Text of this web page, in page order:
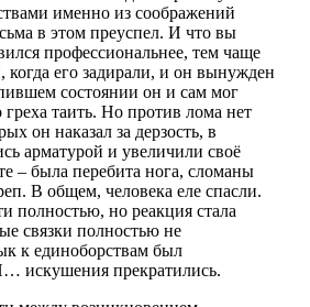
именно из соображений
в этом преуспел. И что вы
профессиональнее, тем чаще
когда его задирали, и он вынужден
состоянии он и сам мог
таить. Но против лома нет
он наказал за дерзость, в
арматурой и увеличили своё
– была перебита нога, сломаны
В общем, человека еле спасли.
полностью, но реакция стала
связки полностью не
к единоборствам был
искушения прекратились.